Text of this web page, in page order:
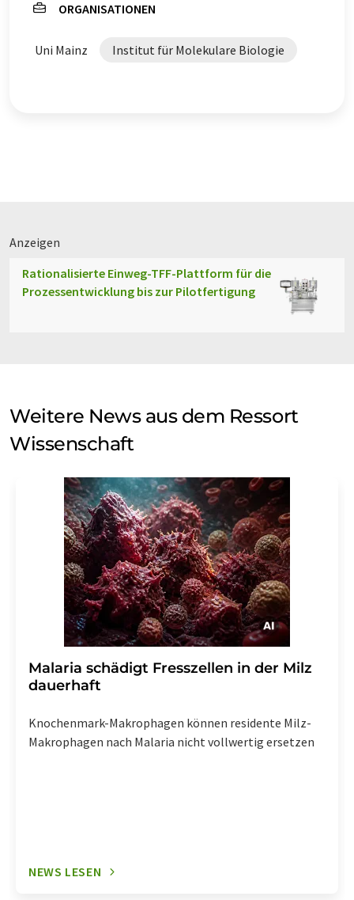
neurodegenerative Erkrankungen
Morbus Parkinson Proteinaggregate
ORGANISATIONEN
Uni Mainz Institut für Molekulare Biologie
Anzeigen
Rationalisierte Einweg-TFF-Plattform für die
Prozessentwicklung bis zur Pilotfertigung
Weitere News aus dem Ressort
Wissenschaft
Malaria schädigt Fresszellen in der Milz
dauerhaft
Knochenmark-Makrophagen können residente Milz-
Makrophagen nach Malaria nicht vollwertig ersetzen
NEWS LESEN